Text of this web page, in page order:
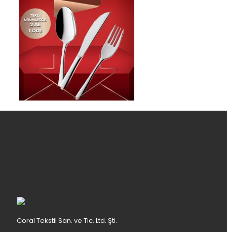
Coral Tekstil San. ve Tic. Ltd. Şti.